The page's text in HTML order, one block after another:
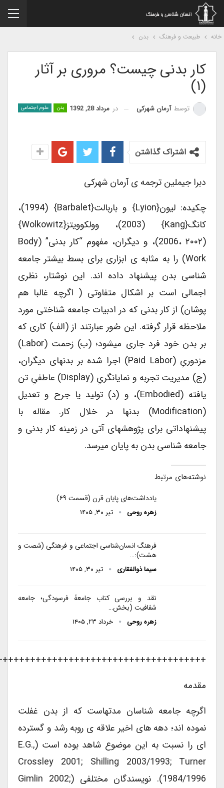
طبیعت و فرهنگ بدن
کار بدنی چیست؟ مروری بر آثار
بدن علوم اجتماعی توسطآرمان شهرکی درمرداد 28, 1392
اشتراک گذاشتن
دبرا جیملین ترجمه ی آرمان شهرکی
چکیده: لیون{Lyion} و باربالت{Barbalet} (1994)،
کانگ{Kang} (2003)، وولکوویتز{Wolkowitz}
(2006، ۲۰۰۲)، و دیگران، مفهوم “کار بدنی” (body
Work) را به مثابه ی ابزاری برای بسط بیشتر جامعه
شناسی بدن پیشنهاد داده اند. این نوشتار، نظری
اجمالی است بر اشکال متفاوتی ( اگرچه غالبا هم
پوشان) از کار بدنی که در ادبیات جامعه شناختی مورد
ملاحظه قرار گرفته. این صُور عبارتند از (الف) کاری که
بر بدن خود فرد جاری میشود؛ (ب) زحمت (labor)
مزدوریِ (paid Labor) اجرا شده بر بدنهای دیگران،
(ج) مدیریت تجربه و نمایانگریِ (display) عاطفیِ تن
یافته (embodied)، و (د) تولید یا جرح و تعدیل
(modification) بدنها در خلال کار. مقاله با
پیشنهاداتی برای پژوهشهای آتی در زمینه کار بدنی و
جامعه شناسی بدن به پایان میرسد.
نوشته‌های مرتبط
یادداشت‌های پایان قرن (قسمت ۶۹)
زهره روحی تیر ۳۰, ۱۴۰۵
فرهنگ انسان‌شناسی اجتماعی و فرهنگی (شصت و
هشت):…
سیما ذوالفقاری تیر ۳۰, ۱۴۰۵
نقد و بررسی کتاب جامعۀ فرسودگی؛ جامعه
شفافیت (بخش…
زهره روحی خرداد ۲۳, ۱۴۰۵
++++++++++++++++++++++++++++++++++++++
مقدمه
اگرچه جامعه شناسان مدتهاست که از بدن غفلت
نموده اند؛ دهه های اخیر علاقه ی روبه رشد و گسترده
ای را نسبت به این موضوع شاهد بوده است (e.g.,
Crossley 2001; Shilling 2003/1993; Turner
1984/1996). نویسندگان مختلفی (Gimlin 2002;